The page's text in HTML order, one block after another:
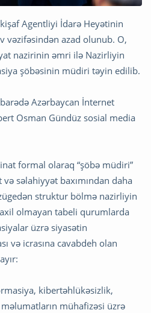
Agentliyi İdarə Heyətinin
vəzifəsindən azad olunub. O,
nazirinin əmri ilə Nazirliyin
şöbəsinin müdiri təyin edilib.
Azərbaycan İnternet
Osman Gündüz sosial media
formal olaraq “şöbə müdiri”
səlahiyyət baxımından daha
struktur bölmə nazirliyin
olmayan tabeli qurumlarda
üzrə siyasətin
və icrasına cavabdeh olan
kibertəhlükəsizlik,
mühafizəsi üzrə